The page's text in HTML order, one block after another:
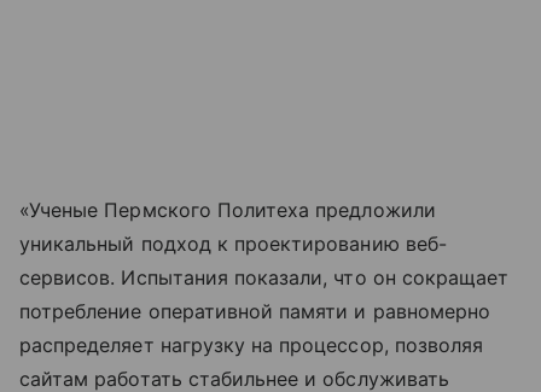
«Ученые Пермского Политеха предложили
уникальный подход к проектированию веб-
сервисов. Испытания показали, что он сокращает
потребление оперативной памяти и равномерно
распределяет нагрузку на процессор, позволяя
сайтам работать стабильнее и обслуживать